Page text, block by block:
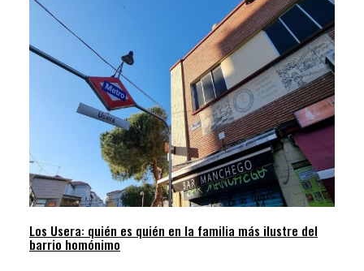
Los Usera: quién es quién en la familia más ilustre del
barrio homónimo